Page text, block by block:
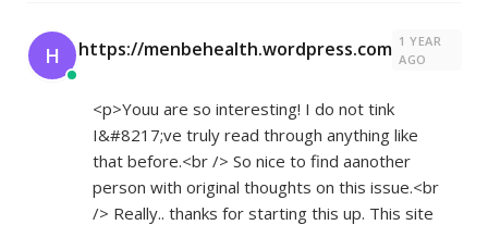
H https://menbehealth.wordpress.com 1 YEAR
AGO
<p>Youu are so interesting! I do not tink
I&#8217;ve truly read through anything like
that before.<br /> So nice to find aanother
person with original thoughts on this issue.<br
/> Really.. thanks for starting this up. This site